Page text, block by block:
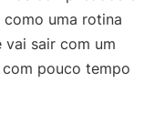
como uma rotina
vai sair com um
pouco tempo